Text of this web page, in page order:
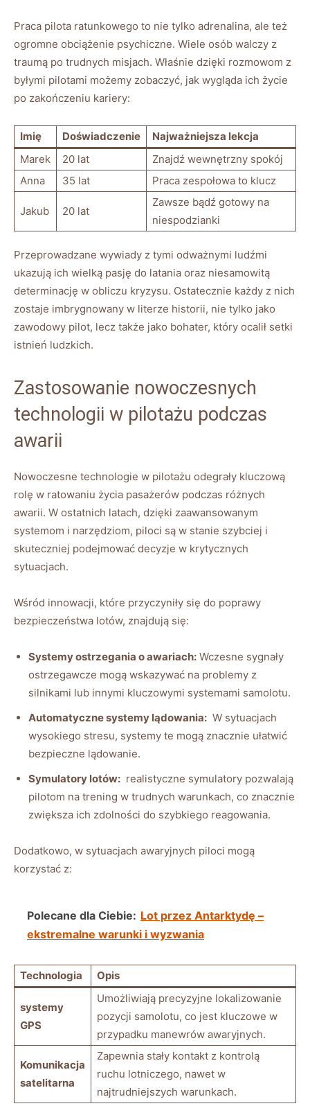
Praca pilota ⁤ratunkowego to ⁢nie tylko ‍adrenalina, ⁤ale⁤ też
ogromne⁣ obciążenie psychiczne. ⁢Wiele osób walczy z
traumą ⁤po trudnych misjach. Właśnie dzięki ⁢rozmowom z
byłymi ⁢pilotami możemy ⁣zobaczyć, jak ⁢wygląda⁤ ich życie
po zakończeniu‍ kariery:
Imię Doświadczenie
Najważniejsza ⁤lekcja
Marek
20 lat
Znajdź wewnętrzny spokój
Anna
35 ⁢lat Praca zespołowa to klucz
Jakub 20 lat
Zawsze bądź ‍gotowy ‌na
niespodzianki
Przeprowadzane⁤ wywiady z tymi ⁢odważnymi ludźmi
ukazują ich wielką pasję do latania oraz niesamowitą
determinację w ‌obliczu ‍kryzysu. Ostatecznie każdy z nich
zostaje imbrygnowany w literze historii, nie tylko jako
⁢zawodowy⁣ pilot,⁣ lecz⁤ także jako ⁤bohater, ​który ocalił ⁣setki
istnień‍ ludzkich.
Zastosowanie nowoczesnych ​
technologii‍ w pilotażu podczas
awarii
Nowoczesne technologie ⁣w⁣ pilotażu​ odegrały kluczową‍
rolę w ratowaniu życia ⁤pasażerów podczas różnych‌
awarii.​ W‍ ostatnich latach, dzięki zaawansowanym
systemom i narzędziom, piloci‍ są w stanie szybciej i ​
skuteczniej podejmować decyzje‌ w krytycznych
sytuacjach.
Wśród ⁢innowacji, które przyczyniły ⁤się⁣ do poprawy
bezpieczeństwa lotów, znajdują się:
Systemy​ ostrzegania⁣ o awariach: Wczesne sygnały
ostrzegawcze mogą wskazywać na problemy ⁤z
silnikami lub ​innymi ​kluczowymi systemami​ samolotu.
Automatyczne‍ systemy lądowania: ‍ W sytuacjach
wysokiego stresu, systemy te mogą⁤ znacznie ułatwić
bezpieczne lądowanie.
Symulatory lotów: ​ realistyczne symulatory pozwalają
pilotom na trening​ w trudnych warunkach,​ co ⁤znacznie
zwiększa ich‍ zdolności⁤ do szybkiego ⁣reagowania.
Dodatkowo, ​w sytuacjach awaryjnych ⁢piloci mogą⁤
korzystać z:
Polecane dla Ciebie: Lot przez Antarktydę –
ekstremalne warunki i wyzwania
Technologia Opis
systemy
GPS
Umożliwiają precyzyjne lokalizowanie
pozycji⁢ samolotu, co‍ jest kluczowe w
przypadku manewrów‍ awaryjnych.
Komunikacja
satelitarna
Zapewnia ⁢stały kontakt ‌z kontrolą‌
ruchu lotniczego, nawet w
najtrudniejszych​ warunkach.